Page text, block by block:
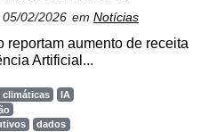
05/02/2026 em Notícias
reportam aumento de receita
Artificial...
climáticas
IA
dados